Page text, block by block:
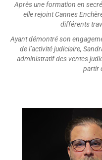
Après une formation en
elle rejoint Cannes
différents
Ayant démontré son
de l’activité judiciaire,
administratif des ventes
partir